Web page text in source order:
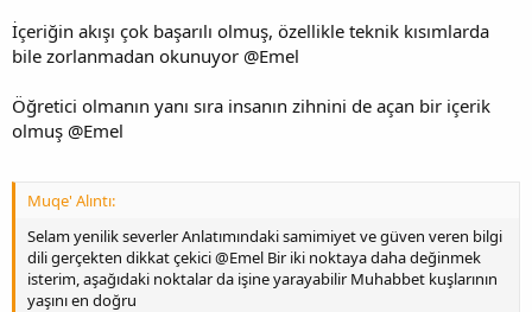
İçeriğin akışı çok başarılı olmuş, özellikle teknik kısımlarda
bile zorlanmadan okunuyor @Emel
Öğretici olmanın yanı sıra insanın zihnini de açan bir içerik
olmuş @Emel
Muqe' Alıntı:
Selam yenilik severler Anlatımındaki samimiyet ve güven veren bilgi
dili gerçekten dikkat çekici @Emel Bir iki noktaya daha değinmek
isterim, aşağıdaki noktalar da işine yarayabilir Muhabbet kuşlarının
yaşını en doğru